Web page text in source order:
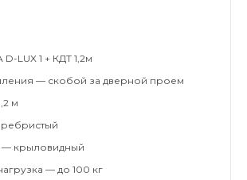
LUX 1 + КДТ 1,2м
— скобой за дверной проем
м
— крыловидный
— до 100 кг